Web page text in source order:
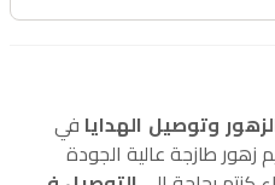
وتوصيل الهدايا في
طازجة عالية الجودة